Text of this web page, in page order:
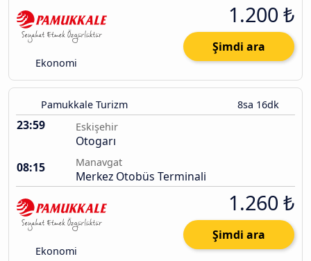
Ekonomi
1.200 ₺
Şimdi ara
Pamukkale Turizm 8sa 16dk
23:59 Eskişehir
Otogarı
08:15
Manavgat
Merkez Otobüs Terminali
Ekonomi
1.260 ₺
Şimdi ara